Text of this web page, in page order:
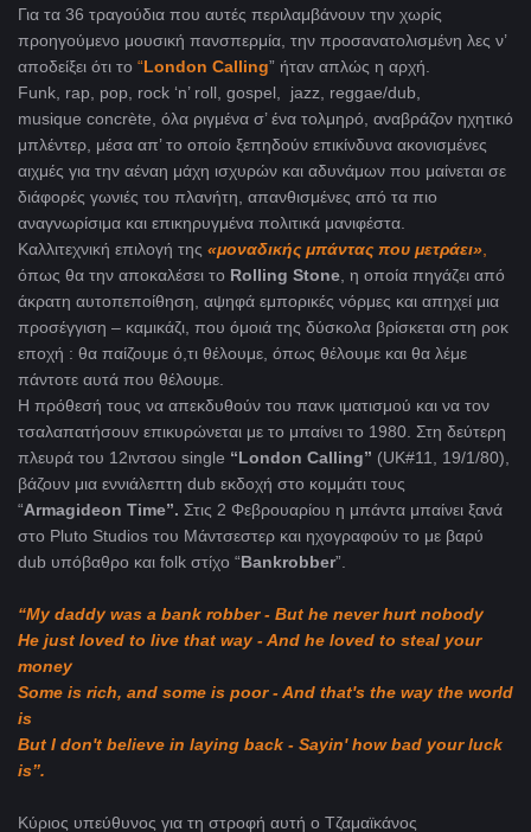
Για τα 36 τραγούδια που αυτές περιλαμβάνουν την χωρίς
προηγούμενο μουσική πανσπερμία, την προσανατολισμένη λες ν’
αποδείξει ότι το “London Calling” ήταν απλώς η αρχή.
Funk, rap, pop, rock ‘n’ roll, gospel, jazz, reggae/dub,
musique concrète, όλα ριγμένα σ’ ένα τολμηρό, αναβράζον ηχητικό
μπλέντερ, μέσα απ’ το οποίο ξεπηδούν επικίνδυνα ακονισμένες
αιχμές για την αέναη μάχη ισχυρών και αδυνάμων που μαίνεται σε
διάφορές γωνιές του πλανήτη, απανθισμένες από τα πιο
αναγνωρίσιμα και επικηρυγμένα πολιτικά μανιφέστα.
Καλλιτεχνική επιλογή της «μοναδικής μπάντας που μετράει»,
όπως θα την αποκαλέσει το Rolling Stone, η οποία πηγάζει από
άκρατη αυτοπεποίθηση, αψηφά εμπορικές νόρμες και απηχεί μια
προσέγγιση – καμικάζι, που όμοιά της δύσκολα βρίσκεται στη ροκ
εποχή : θα παίζουμε ό,τι θέλουμε, όπως θέλουμε και θα λέμε
πάντοτε αυτά που θέλουμε.
Η πρόθεσή τους να απεκδυθούν του πανκ ιματισμού και να τον
τσαλαπατήσουν επικυρώνεται με το μπαίνει το 1980. Στη δεύτερη
πλευρά του 12ιντσου single “London Calling” (UK#11, 19/1/80),
βάζουν μια εννιάλεπτη dub εκδοχή στο κομμάτι τους
“Armagideon Time”. Στις 2 Φεβρουαρίου η μπάντα μπαίνει ξανά
στο Pluto Studios του Μάντσεστερ και ηχογραφούν το με βαρύ
dub υπόβαθρο και folk στίχο “Bankrobber”.
“My daddy was a bank robber - But he never hurt nobody
He just loved to live that way - And he loved to steal your
money
Some is rich, and some is poor - And that's the way the world
is
But I don't believe in laying back - Sayin' how bad your luck
is”.
Κύριος υπεύθυνος για τη στροφή αυτή ο Τζαμαϊκάνος